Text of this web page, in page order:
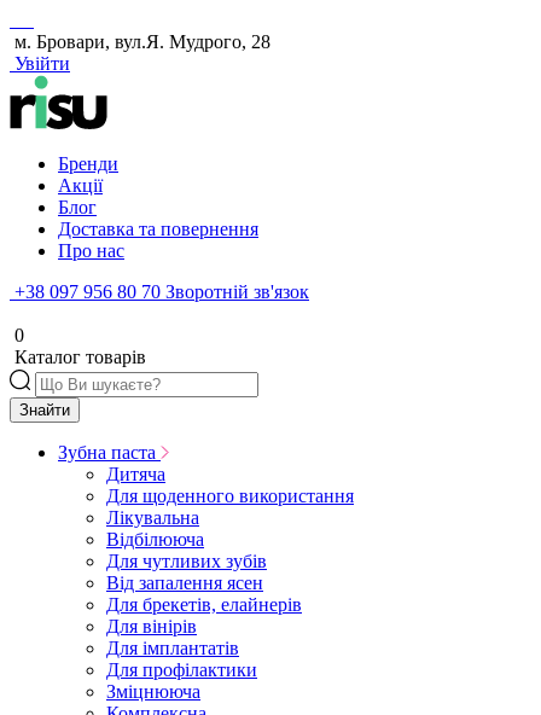
м. Бровари, вул.Я. Мудрого, 28
Увійти
Бренди
Акції
Блог
Доставка та повернення
Про нас
+38 097 956 80 70 Зворотній зв'язок
0
Каталог товарів
Знайти
Зубна паста
Дитяча
Для щоденного використання
Лікувальна
Відбілююча
Для чутливих зубів
Від запалення ясен
Для брекетів, елайнерів
Для вінірів
Для імплантатів
Для профілактики
Зміцнююча